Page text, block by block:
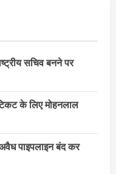
सचिव बनने पर
के लिए मोहनलाल
अवैध पाइपलाइन बंद कर